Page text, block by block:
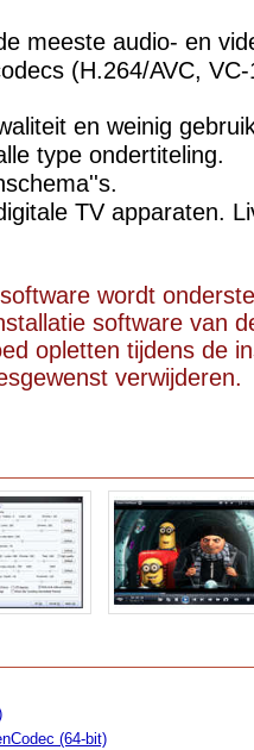
meeste audio- en
(H.264/AVC,
en weinig
type ondertiteling.
TV apparaten.
wordt
software van
opletten tijdens de
verwijderen.
(64-bit)